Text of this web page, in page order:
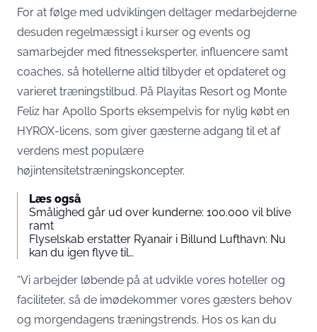
For at følge med udviklingen deltager medarbejderne
desuden regelmæssigt i kurser og events og
samarbejder med fitnesseksperter, influencere samt
coaches, så hotellerne altid tilbyder et opdateret og
varieret træningstilbud. På Playitas Resort og Monte
Feliz har Apollo Sports eksempelvis for nylig købt en
HYROX-licens, som giver gæsterne adgang til et af
verdens mest populære
højintensitetstræningskoncepter.
Læs også
Smålighed går ud over kunderne: 100.000 vil blive
ramt
Flyselskab erstatter Ryanair i Billund Lufthavn: Nu
kan du igen flyve til…
“Vi arbejder løbende på at udvikle vores hoteller og
faciliteter, så de imødekommer vores gæsters behov
og morgendagens træningstrends. Hos os kan du